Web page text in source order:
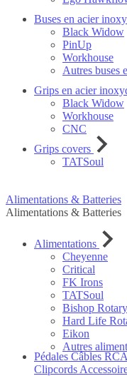
Buses en acier
Black Widow
PinUp
Workhouse
Autres buses
Grips en acier
Black Widow
Workhouse
CNC
Grips covers
TATSoul
Alimentations & Batteries
Alimentations & Batteries
Alimentations
Cheyenne
Critical
FK Irons
TATSoul
Bishop Rotary
Hard Life
Eikon
Autres
Pédales Câbles
Clipcords